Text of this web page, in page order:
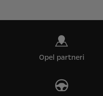
Opel partneri